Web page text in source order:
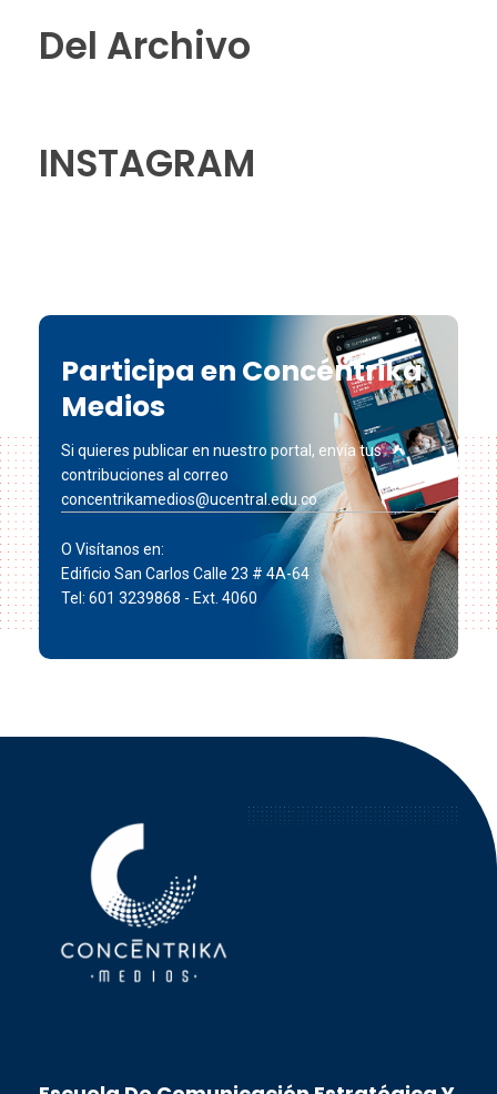
Del Archivo
INSTAGRAM
Participa en Concéntrika
Medios
Si quieres publicar en nuestro portal, envía tus
contribuciones al correo
concentrikamedios@ucentral.edu.co
O Visítanos en:
Edificio San Carlos Calle 23 # 4A-64
Tel: 601 3239868 - Ext. 4060